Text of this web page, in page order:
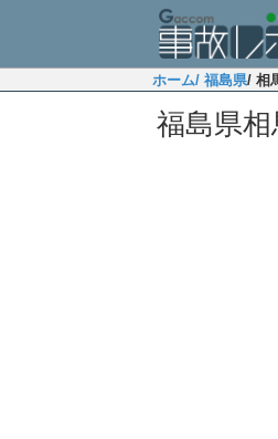
ホーム/ 福島県/ 相
福島県